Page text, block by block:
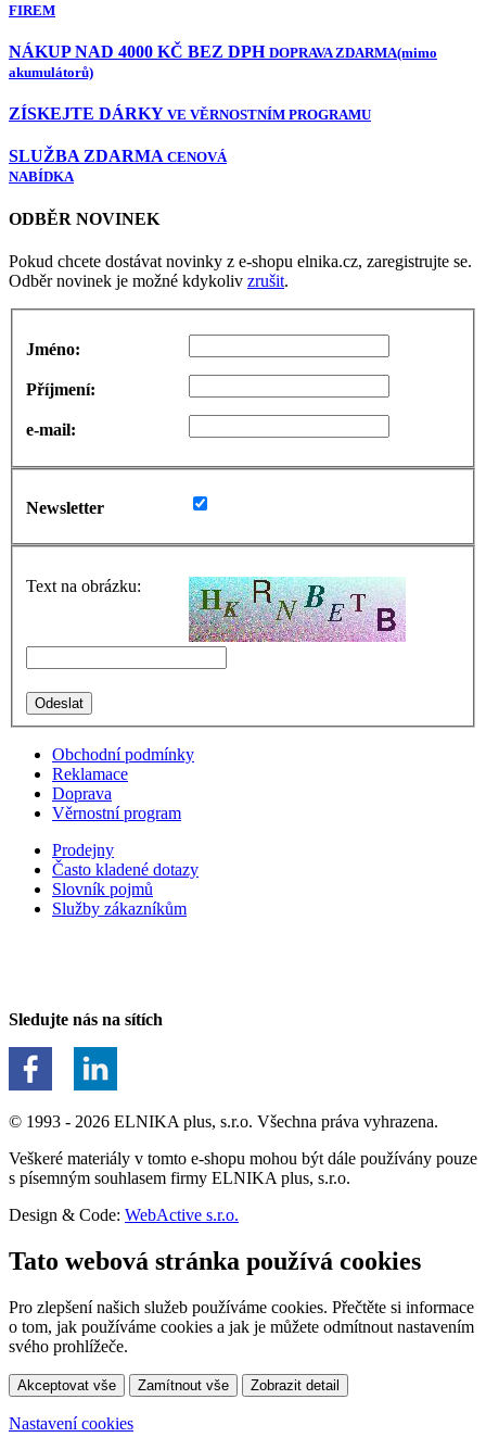
FIREM
NÁKUP NAD 4000 KČ BEZ DPH DOPRAVA ZDARMA(mimo
akumulátorů)
ZÍSKEJTE DÁRKY VE VĚRNOSTNÍM PROGRAMU
SLUŽBA ZDARMA CENOVÁ
NABÍDKA
ODBĚR NOVINEK
Pokud chcete dostávat novinky z e-shopu elnika.cz, zaregistrujte se.
Odběr novinek je možné kdykoliv zrušit.
Jméno:
Příjmení:
e-mail:
Newsletter
Text na obrázku:
Obchodní podmínky
Reklamace
Doprava
Věrnostní program
Prodejny
Často kladené dotazy
Slovník pojmů
Služby zákazníkům
Sledujte nás na sítích
© 1993 - 2026 ELNIKA plus, s.r.o. Všechna práva vyhrazena.
Veškeré materiály v tomto e-shopu mohou být dále používány pouze
s písemným souhlasem firmy ELNIKA plus, s.r.o.
Design & Code: WebActive s.r.o.
Tato webová stránka používá cookies
Pro zlepšení našich služeb používáme cookies. Přečtěte si informace
o tom, jak používáme cookies a jak je můžete odmítnout nastavením
svého prohlížeče.
Akceptovat vše Zamítnout vše Zobrazit detail
Nastavení cookies